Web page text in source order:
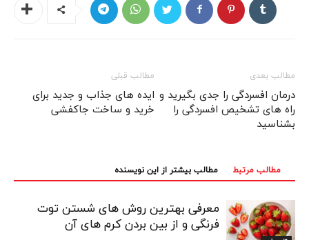
مطالب قبلی
ایده های جذاب و جدید برای
خرید و ساخت جاکفشی
مطالب بعدی
درمان افسردگی را جدی بگیرید و
راه های تشخیص افسردگی را
بشناسید
مطالب مرتبط مطالب بیشتر از این نویسنده
معرفی بهترین روش های شستن توت
فرنگی و از بین بردن کرم های آن